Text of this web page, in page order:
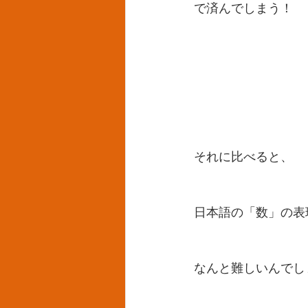
で済んでしまう！
それに比べると、
日本語の「数」の表
なんと難しいんでし